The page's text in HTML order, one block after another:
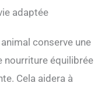
adaptée
conserve une
nourriture équilibrée
Cela aidera à